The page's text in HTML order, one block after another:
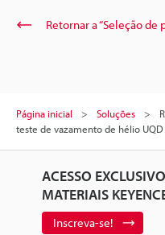
Retornar a “Seleção
Página inicial Soluções
teste de vazamento de hélio UQD
ACESSO
MATERIAIS
Inscreva-se!